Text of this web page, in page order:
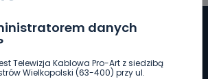
danych
Telewizja Kablowa Pro-Art z siedzibą
Wielkopolski (63-400) przy ul.